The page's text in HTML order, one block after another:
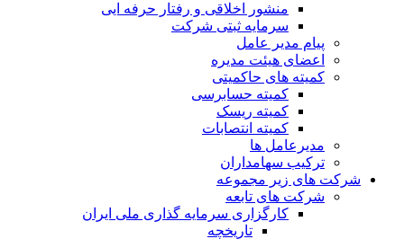
منشور اخلاقی و رفتار حرفه ایی
سرمایه ثبتی شرکت
پیام مدیر عامل
اعضای هیئت مدیره
کمیته های حاکمیتی
کمیته حسابرسی
کمیته ریسک
کمیته انتصابات
مدیرعامل ها
ترکیب سهامداران
شرکت های زیر مجموعه
شرکت های تابعه
کارگزاری سرمایه گذاری ملی ایران
تاریخچه